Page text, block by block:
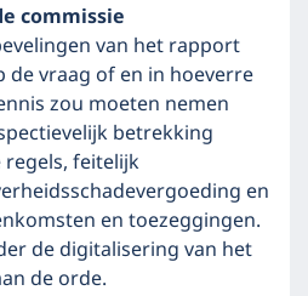
commissie
van het rapport
vraag of en in hoeverre
zou moeten nemen
betrekking
feitelijk
en
en toezeggingen.
de digitalisering van het
de orde.